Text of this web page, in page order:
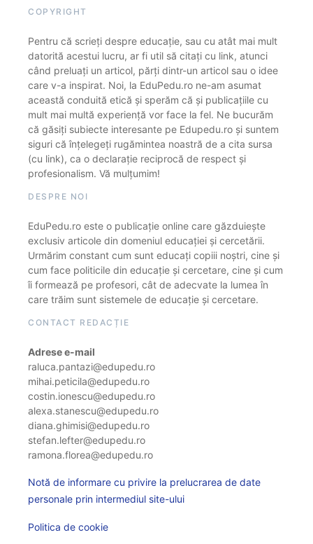
COPYRIGHT
Pentru că scrieți despre educație, sau cu atât mai mult
datorită acestui lucru, ar fi util să citați cu link, atunci
când preluați un articol, părți dintr-un articol sau o idee
care v-a inspirat. Noi, la EduPedu.ro ne-am asumat
această conduită etică și sperăm că și publicațiile cu
mult mai multă experiență vor face la fel. Ne bucurăm
că găsiți subiecte interesante pe Edupedu.ro și suntem
siguri că înțelegeți rugămintea noastră de a cita sursa
(cu link), ca o declarație reciprocă de respect și
profesionalism. Vă mulțumim!
DESPRE NOI
EduPedu.ro este o publicație online care găzduiește
exclusiv articole din domeniul educației și cercetării.
Urmărim constant cum sunt educați copiii noștri, cine și
cum face politicile din educație și cercetare, cine și cum
îi formează pe profesori, cât de adecvate la lumea în
care trăim sunt sistemele de educație și cercetare.
CONTACT REDACȚIE
Adrese e-mail
raluca.pantazi@edupedu.ro
mihai.peticila@edupedu.ro
costin.ionescu@edupedu.ro
alexa.stanescu@edupedu.ro
diana.ghimisi@edupedu.ro
stefan.lefter@edupedu.ro
ramona.florea@edupedu.ro
Notă de informare cu privire la prelucrarea de date
personale prin intermediul site-ului
Politica de cookie